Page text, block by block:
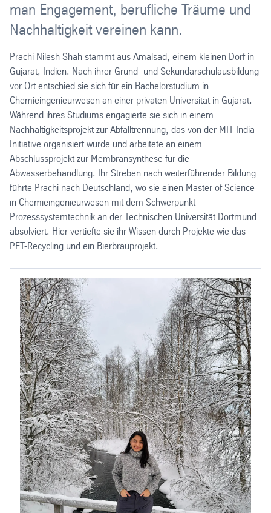
man Engagement, berufliche Träume und
Nachhaltigkeit vereinen kann.
Prachi Nilesh Shah stammt aus Amalsad, einem kleinen Dorf in
Gujarat, Indien. Nach ihrer Grund- und Sekundarschulausbildung
vor Ort entschied sie sich für ein Bachelorstudium in
Chemieingenieurwesen an einer privaten Universität in Gujarat.
Während ihres Studiums engagierte sie sich in einem
Nachhaltigkeitsprojekt zur Abfalltrennung, das von der MIT India-
Initiative organisiert wurde und arbeitete an einem
Abschlussprojekt zur Membransynthese für die
Abwasserbehandlung. Ihr Streben nach weiterführender Bildung
führte Prachi nach Deutschland, wo sie einen Master of Science
in Chemieingenieurwesen mit dem Schwerpunkt
Prozesssystemtechnik an der Technischen Universität Dortmund
absolviert. Hier vertiefte sie ihr Wissen durch Projekte wie das
PET-Recycling und ein Bierbrauprojekt.